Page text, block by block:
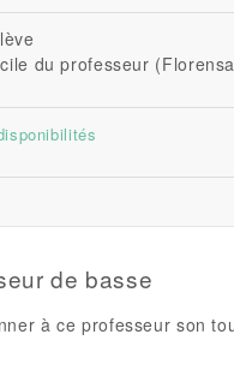
du professeur
de basse
à ce professeur son